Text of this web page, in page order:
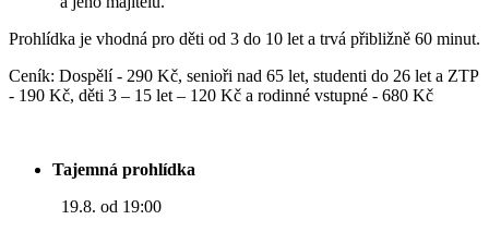
Prohlídka je vhodná pro děti od 3 do 10 let a trvá přibližně 60 minut.
Ceník: Dospělí - 290 Kč, senioři nad 65 let, studenti do 26 let a ZTP
- 190 Kč, děti 3 – 15 let – 120 Kč a rodinné vstupné - 680 Kč
Tajemná prohlídka
19.8. od 19:00